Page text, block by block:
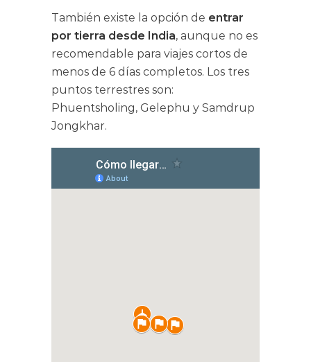
También existe la opción de entrar
por tierra desde India, aunque no es
recomendable para viajes cortos de
menos de 6 días completos. Los tres
puntos terrestres son:
Phuentsholing, Gelephu y Samdrup
Jongkhar.